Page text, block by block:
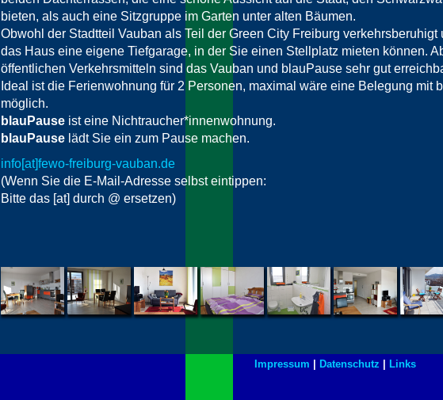
bieten, als auch eine Sitzgruppe im Garten unter alten Bäumen.
Obwohl der Stadtteil Vauban als Teil der Green City Freiburg verkehrsberuhigt
das Haus eine eigene Tiefgarage, in der Sie einen Stellplatz mieten können.
öffentlichen Verkehrsmitteln sind das Vauban und blauPause sehr gut
Ideal ist die Ferienwohnung für 2 Personen, maximal wäre eine Belegung mit
möglich.
blauPause ist eine Nichtraucher*innenwohnung.
blauPause lädt Sie ein zum Pause machen.
info[at]fewo-freiburg-vauban.de
(Wenn Sie die E-Mail-Adresse selbst eintippen:
Bitte das [at] durch @ ersetzen)
Impressum Datenschutz Links